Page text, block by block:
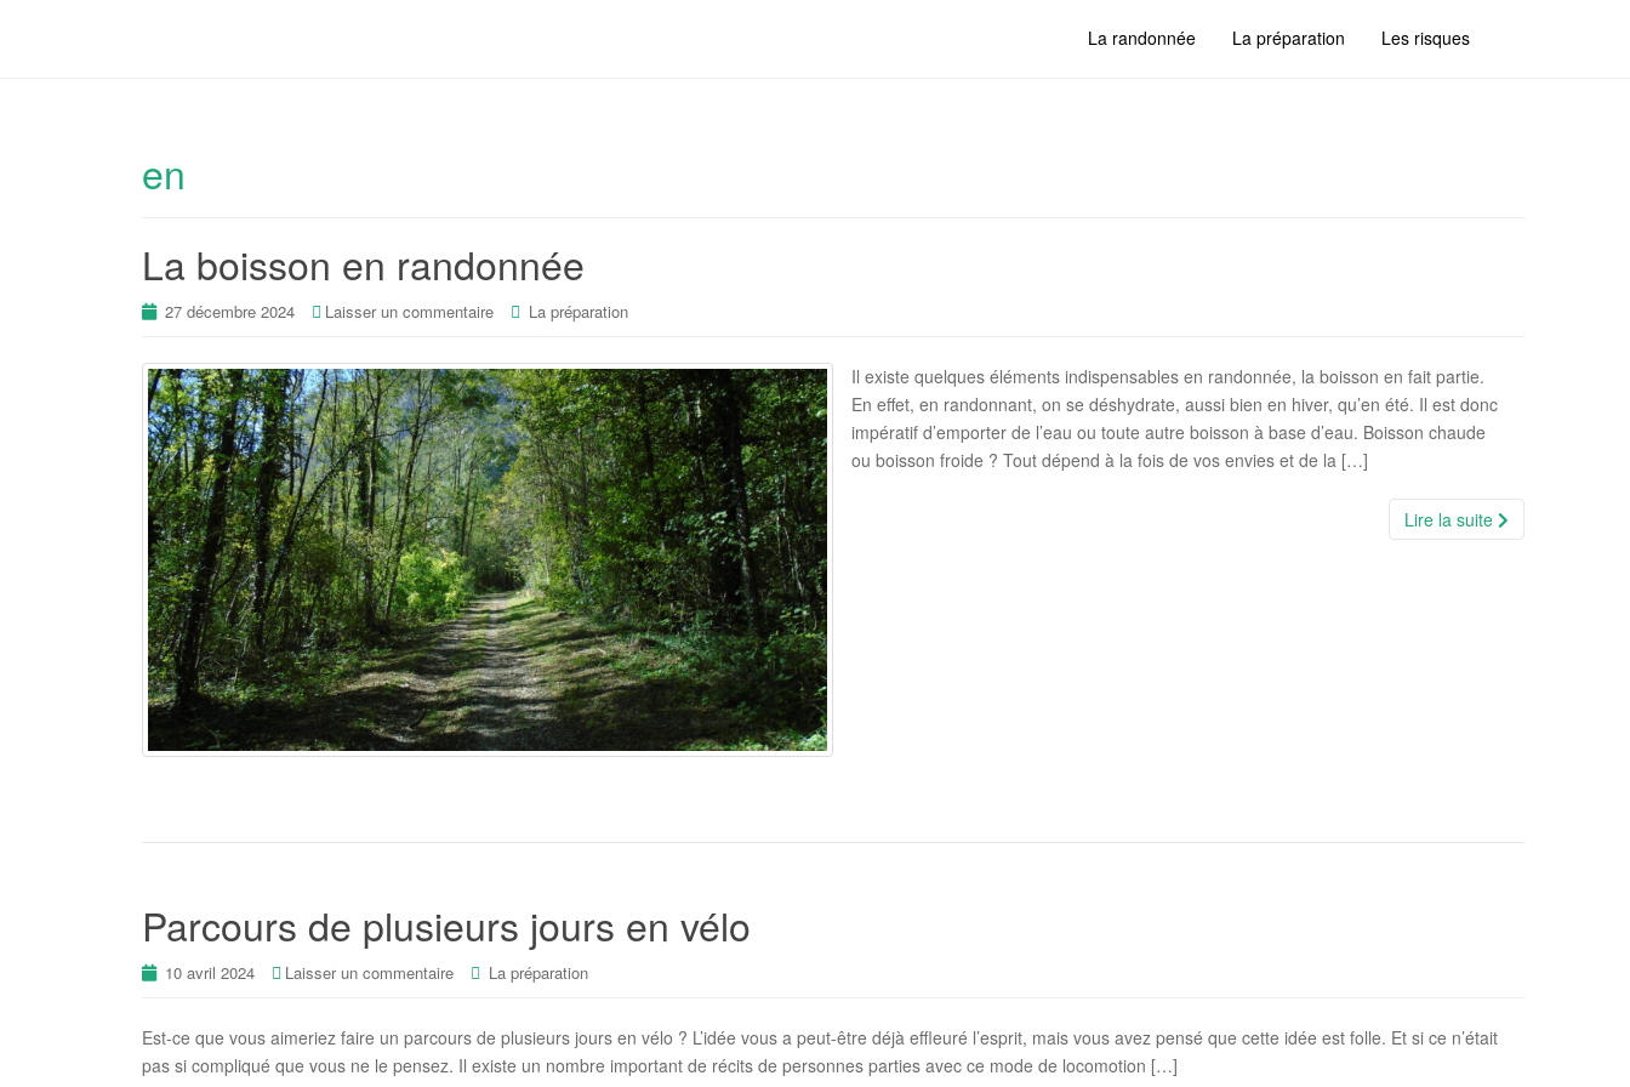
La randonnée La préparation Les risques
en
La boisson en randonnée
27 décembre 2024 Laisser un commentaire La préparation
Il existe quelques éléments indispensables en randonnée, la boisson en fait partie.
En effet, en randonnant, on se déshydrate, aussi bien en hiver, qu’en été. Il est donc
impératif d’emporter de l’eau ou toute autre boisson à base d’eau. Boisson chaude
ou boisson froide ? Tout dépend à la fois de vos envies et de la […]
Lire la suite
Parcours de plusieurs jours en vélo
10 avril 2024 Laisser un commentaire La préparation
Est-ce que vous aimeriez faire un parcours de plusieurs jours en vélo ? L’idée vous a peut-être déjà effleuré l’esprit, mais vous avez pensé que cette idée est folle. Et si ce n’était
pas si compliqué que vous ne le pensez. Il existe un nombre important de récits de personnes parties avec ce mode de locomotion […]